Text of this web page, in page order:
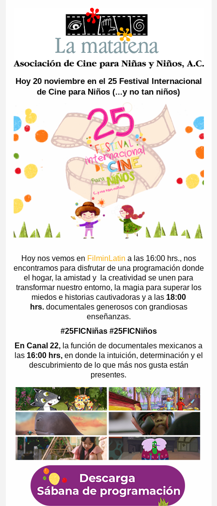
Hoy 20 noviembre en el 25 Festival Internacional
de Cine para Niños (...y no tan niños)
Hoy nos vemos en FilminLatin a las 16:00 hrs., nos
encontramos para disfrutar de una programación donde
el hogar, la amistad y la creatividad se unen para
transformar nuestro entorno, la magia para superar los
miedos e historias cautivadoras y a las 18:00
hrs.documentales generosos con grandiosas
enseñanzas.
#25FICNiñas #25FICNiños
En Canal 22, la función de documentales mexicanos a
las 16:00 hrs, en donde la intuición, determinación y el
descubrimiento de lo que más nos gusta están
presentes.